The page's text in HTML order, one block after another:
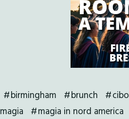
birmingham brunch cibo
magia magia in nord america